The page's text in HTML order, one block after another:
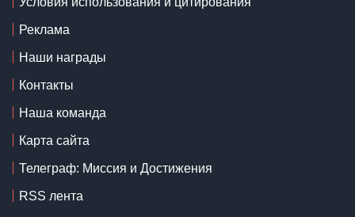
Реклама
Наши награды
Контакты
Наша команда
Карта сайта
Телеграф: Миссия и Достижения
RSS лента